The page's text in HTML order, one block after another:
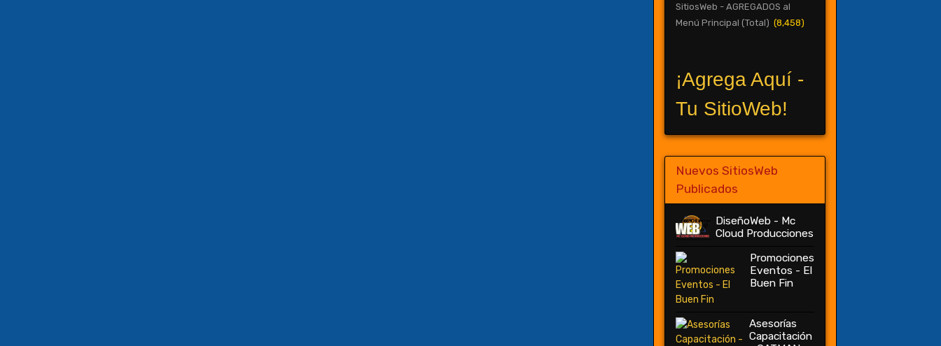
SitiosWeb - AGREGADOS al
Menú Principal (Total) (8,458)
¡Agrega Aquí -
Tu SitioWeb!
Nuevos SitiosWeb
Publicados
DiseñoWeb - Mc
Cloud Producciones
Promociones
Eventos - El
Buen Fin
Asesorías
Capacitación